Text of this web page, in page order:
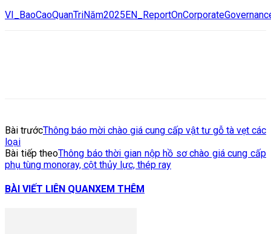
VI_BaoCaoQuanTriNăm2025
Bài trướcThông báo mời chào giá cung cấp vật tư gỗ tà vẹt các
loại
Bài tiếp theoThông báo thời gian nộp hồ sơ chào giá cung cấp
phụ tùng monoray, cột thủy lực, thép ray
BÀI VIẾT LIÊN QUANXEM THÊM